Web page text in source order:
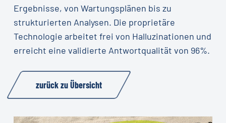
Ergebnisse, von Wartungsplänen bis zu
strukturierten Analysen. Die proprietäre
Technologie arbeitet frei von Halluzinationen und
erreicht eine validierte Antwortqualität von 96%.
zurück zu Übersicht